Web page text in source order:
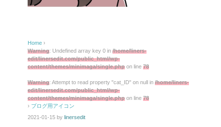
Home ›
Warning: Undefined array key 0 in /home/liners-
edit/linersedit.com/public_html/wp-
content/themes/minimaga/single.php on line 78
Warning: Attempt to read property "cat_ID" on null in /home/liners-
edit/linersedit.com/public_html/wp-
content/themes/minimaga/single.php on line 78
› ブログ用アイコン
2021-01-15 by linersedit